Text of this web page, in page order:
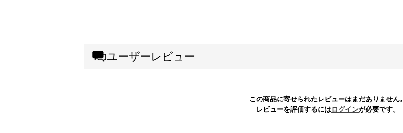
ユーザーレビュー
この商品に寄せられたレビューはまだありません。
レビューを評価するにはログインが必要です。